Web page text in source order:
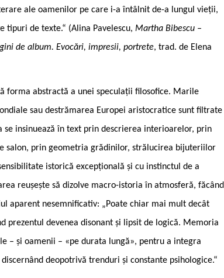
ale oamenilor pe care i-a întâlnit de-a lungul vieții,
tipuri de texte.“ (Alina Pavelescu, Martha Bibescu –
de album. Evocări, impresii, portrete, trad. de Elena
forma abstractă a unei speculații filosofice. Marile
sau destrămarea Europei aristocratice sunt filtrate
insinuează în text prin descrierea interioarelor, prin
salon, prin geometria grădinilor, strălucirea bijuteriilor
istorică excepțională și cu instinctul de a
reușește să dizolve macro-istoria în atmosferă, făcând
aparent nesemnificativ: „Poate chiar mai mult decât
prezentul devenea disonant și lipsit de logică. Memoria
– și oamenii – «pe durata lungă», pentru a integra
deopotrivă trenduri și constante psihologice.“